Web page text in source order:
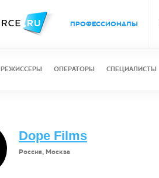
ПРОФЕССИОНАЛЫ
РЕЖИССЕРЫ ОПЕРАТОРЫ СПЕЦИАЛИСТЫ
Dope Films
Россия, Москва